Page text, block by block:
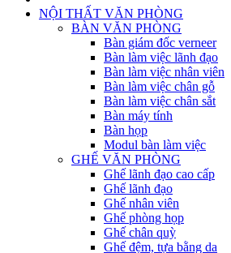
NỘI THẤT VĂN PHÒNG
BÀN VĂN PHÒNG
Bàn giám đốc verneer
Bàn làm việc lãnh đạo
Bàn làm việc nhân viên
Bàn làm việc chân gỗ
Bàn làm việc chân sắt
Bàn máy tính
Bàn họp
Modul bàn làm việc
GHẾ VĂN PHÒNG
Ghế lãnh đạo cao cấp
Ghế lãnh đạo
Ghế nhân viên
Ghế phòng họp
Ghế chân quỳ
Ghế đệm, tựa bằng da